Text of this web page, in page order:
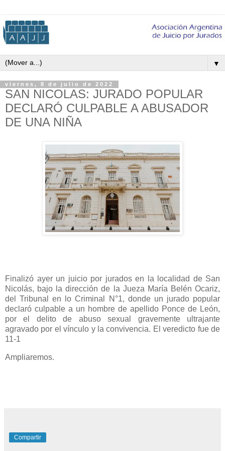
▼
viernes, 8 de julio de 2022
SAN NICOLAS: JURADO POPULAR
DECLARÓ CULPABLE A ABUSADOR
DE UNA NIÑA
Finalizó ayer un juicio por jurados en la localidad de San
Nicolás, bajo la dirección de la Jueza María Belén Ocariz,
del Tribunal en lo Criminal N°1, donde un jurado popular
declaró culpable a un hombre de apellido Ponce de León,
por el delito de abuso sexual gravemente ultrajante
agravado por el vínculo y la convivencia. El veredicto fue de
11-1
Ampliaremos.
Compartir